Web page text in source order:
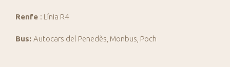
Renfe : Línia R4
Bus: Autocars del Penedès, Monbus, Poch